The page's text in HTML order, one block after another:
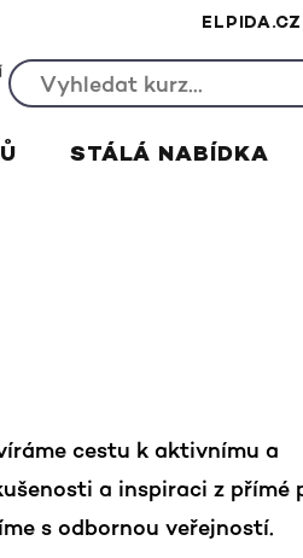
ELPIDA.CZ
STÁLÁ NABÍDKA
cestu k aktivnímu a
a inspiraci z přímé
s odbornou veřejností.